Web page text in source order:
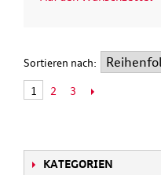
Sortieren nach
1 2 3
KATEGORIEN